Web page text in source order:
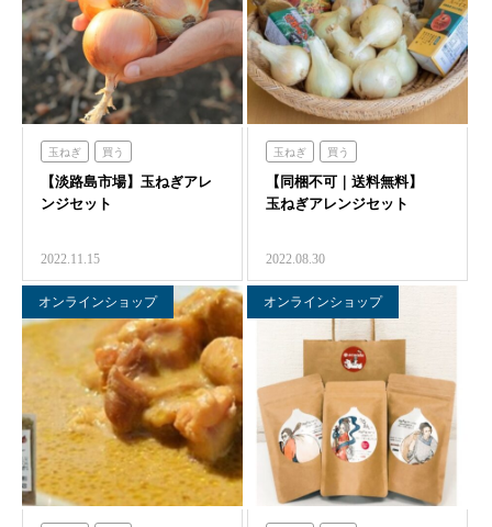
玉ねぎ 買う
【淡路島市場】玉ねぎアレ
ンジセット
2022.11.15
玉ねぎ 買う
【同梱不可｜送料無料】
玉ねぎアレンジセット
2022.08.30
オンラインショップ オンラインショップ